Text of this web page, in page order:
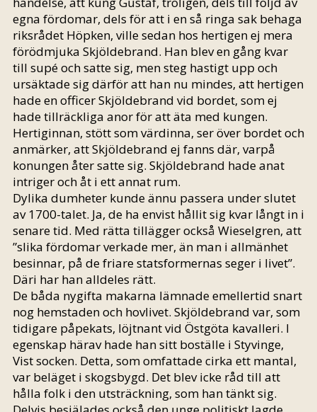
egna fördomar, dels för att i en så ringa sak behaga
riksrådet Höpken, ville sedan hos hertigen ej mera
förödmjuka Skjöldebrand. Han blev en gång kvar
till supé och satte sig, men steg hastigt upp och
ursäktade sig därför att han nu mindes, att hertigen
hade en officer Skjöldebrand vid bordet, som ej
hade tillräckliga anor för att äta med kungen.
Hertiginnan, stött som värdinna, ser över bordet och
anmärker, att Skjöldebrand ej fanns där, varpå
konungen åter satte sig. Skjöldebrand hade anat
intriger och åt i ett annat rum.
Dylika dumheter kunde ännu passera under slutet
av 1700-talet. Ja, de ha envist hållit sig kvar långt in i
senare tid. Med rätta tillägger också Wieselgren, att
”slika fördomar verkade mer, än man i allmänhet
besinnar, på de friare statsformernas seger i livet”.
Däri har han alldeles rätt.
De båda nygifta makarna lämnade emellertid snart
nog hemstaden och hovlivet. Skjöldebrand var, som
tidigare påpekats, löjtnant vid Östgöta kavalleri. I
egenskap härav hade han sitt boställe i Styvinge,
Vist socken. Detta, som omfattade cirka ett mantal,
var beläget i skogsbygd. Det blev icke råd till att
hålla folk i den utsträckning, som han tänkt sig.